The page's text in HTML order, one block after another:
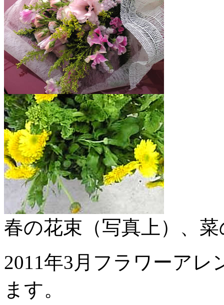
春の花束（写真上）、
2011年3月フラワーア
ます。